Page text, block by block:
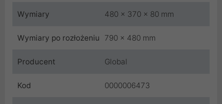
Wymiary 480 x 370 x 80 mm
Wymiary po rozłożeniu 790 x 480 mm
Producent Global
Kod 0000006473